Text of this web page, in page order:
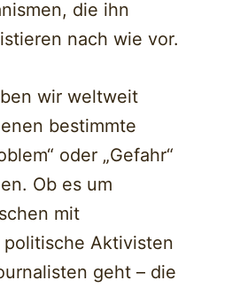
die ihn
nach wie vor.
wir weltweit
bestimmte
oder „Gefahr“
Ob es um
mit
Aktivisten
geht – die